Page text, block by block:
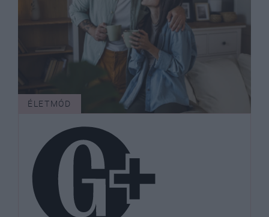
ÉLETMÓD